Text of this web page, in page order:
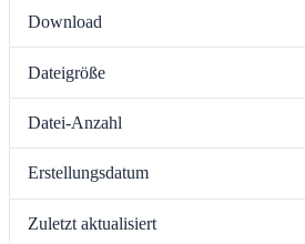
Download
Dateigröße
Datei-Anzahl
Erstellungsdatum
Zuletzt aktualisiert